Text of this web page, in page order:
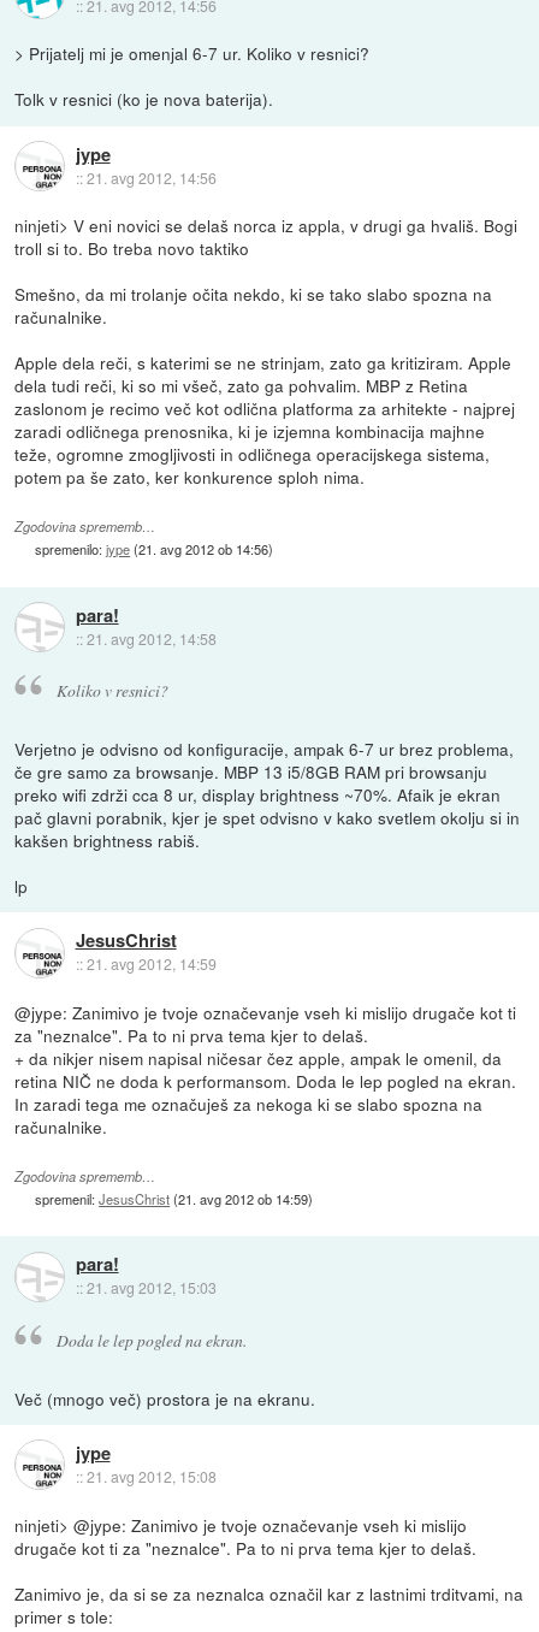
::21. avg 2012, 14:56
> Prijatelj mi je omenjal 6-7 ur. Koliko v resnici?
Tolk v resnici (ko je nova baterija).
jype
::21. avg 2012, 14:56
ninjeti> V eni novici se delaš norca iz appla, v drugi ga hvališ. Bogi
troll si to. Bo treba novo taktiko
Smešno, da mi trolanje očita nekdo, ki se tako slabo spozna na
računalnike.
Apple dela reči, s katerimi se ne strinjam, zato ga kritiziram. Apple
dela tudi reči, ki so mi všeč, zato ga pohvalim. MBP z Retina
zaslonom je recimo več kot odlična platforma za arhitekte - najprej
zaradi odličnega prenosnika, ki je izjemna kombinacija majhne
teže, ogromne zmogljivosti in odličnega operacijskega sistema,
potem pa še zato, ker konkurence sploh nima.
Zgodovina sprememb…
spremenilo:jype(21. avg 2012 ob 14:56)
para!
::21. avg 2012, 14:58
Koliko v resnici?
Verjetno je odvisno od konfiguracije, ampak 6-7 ur brez problema,
če gre samo za browsanje. MBP 13 i5/8GB RAM pri browsanju
preko wifi zdrži cca 8 ur, display brightness ~70%. Afaik je ekran
pač glavni porabnik, kjer je spet odvisno v kako svetlem okolju si in
kakšen brightness rabiš.
lp
JesusChrist
::21. avg 2012, 14:59
@jype: Zanimivo je tvoje označevanje vseh ki mislijo drugače kot ti
za "neznalce". Pa to ni prva tema kjer to delaš.
+ da nikjer nisem napisal ničesar čez apple, ampak le omenil, da
retina NIČ ne doda k performansom. Doda le lep pogled na ekran.
In zaradi tega me označuješ za nekoga ki se slabo spozna na
računalnike.
Zgodovina sprememb…
spremenil:JesusChrist(21. avg 2012 ob 14:59)
para!
::21. avg 2012, 15:03
Doda le lep pogled na ekran.
Več (mnogo več) prostora je na ekranu.
jype
::21. avg 2012, 15:08
ninjeti> @jype: Zanimivo je tvoje označevanje vseh ki mislijo
drugače kot ti za "neznalce". Pa to ni prva tema kjer to delaš.
Zanimivo je, da si se za neznalca označil kar z lastnimi trditvami, na
primer s tole: